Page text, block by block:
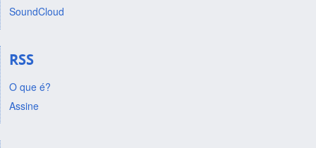
SoundCloud
RSS
O que é?
Assine